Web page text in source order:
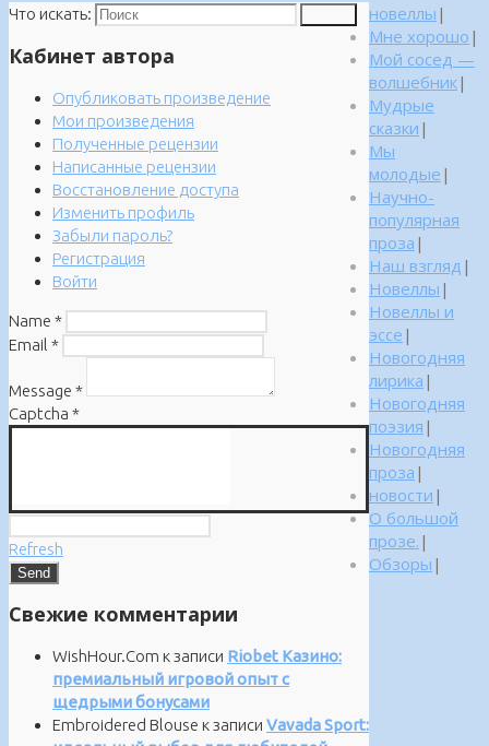
Что искать:
Кабинет автора
Опубликовать произведение
Мои произведения
Полученные рецензии
Написанные рецензии
Восстановление доступа
Изменить профиль
Забыли пароль?
Регистрация
Войти
Name *
Email *
Message *
Captcha *
Refresh
Свежие комментарии
WishHour.Com к записи Riobet Казино:
премиальный игровой опыт с
щедрыми бонусами
Embroidered Blouse к записи Vavada Sport:
новеллы |
Мне хорошо |
Мой сосед —
волшебник|
Мудрые
сказки |
Мы
молодые |
Научно-
популярная
проза |
Наш взгляд |
Новеллы |
Новеллы и
эссе |
Новогодняя
лирика |
Новогодняя
поэзия |
Новогодняя
проза |
новости |
О большой
прозе. |
Обзоры |